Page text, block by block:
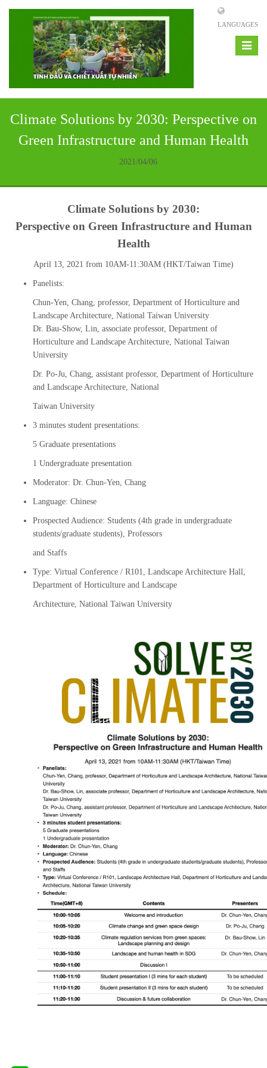
LANGUAGES
Toggle
Climate Solutions by 2030: Perspective on
Green Infrastructure and Human Health
2021/04/06
Climate Solutions by 2030:
Perspective on Green Infrastructure and Human
Health
April 13, 2021 from 10AM-11:30AM (HKT/Taiwan Time)
Panelists:
Chun-Yen, Chang, professor, Department of Horticulture and
Landscape Architecture, National Taiwan University
Dr. Bau-Show, Lin, associate professor, Department of
Horticulture and Landscape Architecture, National Taiwan
University
Dr. Po-Ju, Chang, assistant professor, Department of Horticulture
and Landscape Architecture, National
Taiwan University
3 minutes student presentations:
5 Graduate presentations
1 Undergraduate presentation
Moderator: Dr. Chun-Yen, Chang
Language: Chinese
Prospected Audience: Students (4th grade in undergraduate
students/graduate students), Professors
and Staffs
Type: Virtual Conference / R101, Landscape Architecture Hall,
Department of Horticulture and Landscape
Architecture, National Taiwan University